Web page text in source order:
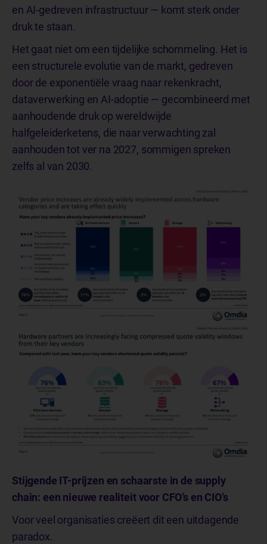
en AI-gedreven infrastructuur — komt sterk onder
druk te staan.
Het gaat niet om een tijdelijke schommeling. Het is
een structurele evolutie van de markt, gedreven
door de exponentiële vraag naar rekenkracht,
dataverwerking en AI-adoptie — gecombineerd met
aanhoudende druk op wereldwijde
halfgeleiderketens, die naar verwachting zal
aanhouden tot ver na 2027, sommigen spreken
zelfs al van 2030.
Stijgende IT-prijzen en schaarste in de supply
chain: een nieuwe realiteit voor CFO’s en CIO’s
Voor veel organisaties creëert dit een uitdagende
paradox.